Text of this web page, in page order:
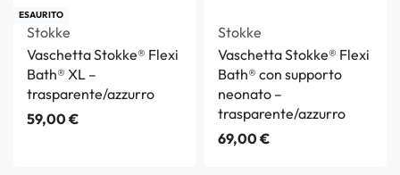
ESAURITO
Stokke
Vaschetta Stokke® Flexi
Bath® XL –
trasparente/azzurro
59,00€
Stokke
Vaschetta Stokke® Flexi
Bath® con supporto
neonato –
trasparente/azzurro
69,00€